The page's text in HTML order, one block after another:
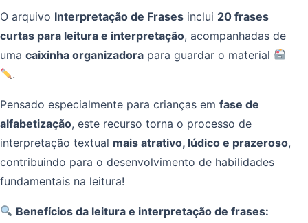
O arquivo Interpretação de Frases inclui 20 frases
curtas para leitura e interpretação, acompanhadas de
uma caixinha organizadora para guardar o material
.
Pensado especialmente para crianças em fase de
alfabetização, este recurso torna o processo de
interpretação textual mais atrativo, lúdico e prazeroso,
contribuindo para o desenvolvimento de habilidades
fundamentais na leitura!
Benefícios da leitura e interpretação de frases: